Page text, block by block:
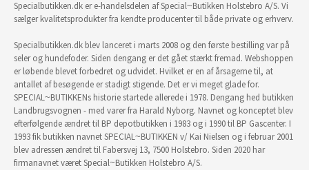
Specialbutikken.dk er e-handelsdelen af Special~Butikken Holstebro A/S. Vi
sælger kvalitetsprodukter fra kendte producenter til både private og erhverv.
Specialbutikken.dk blev lanceret i marts 2008 og den første bestilling var på
seler og hundefoder. Siden dengang er det gået stærkt fremad. Webshoppen
er løbende blevet forbedret og udvidet. Hvilket er en af årsagerne til, at
antallet af besøgende er stadigt stigende. Det er vi meget glade for.
SPECIAL~BUTIKKENs historie startede allerede i 1978. Dengang hed butikken
Landbrugsvognen - med varer fra Harald Nyborg. Navnet og konceptet blev
efterfølgende ændret til BP depotbutikken i 1983 og i 1990 til BP Gascenter. I
1993 fik butikken navnet SPECIAL~BUTIKKEN v/ Kai Nielsen og i februar 2001
blev adressen ændret til Fabersvej 13, 7500 Holstebro. Siden 2020 har
firmanavnet været Special~Butikken Holstebro A/S.